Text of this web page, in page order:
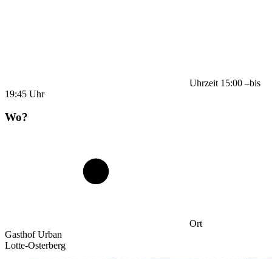
Uhrzeit 15:00 –bis
19:45 Uhr
Wo?
Ort
Gasthof Urban
Lotte-Osterberg